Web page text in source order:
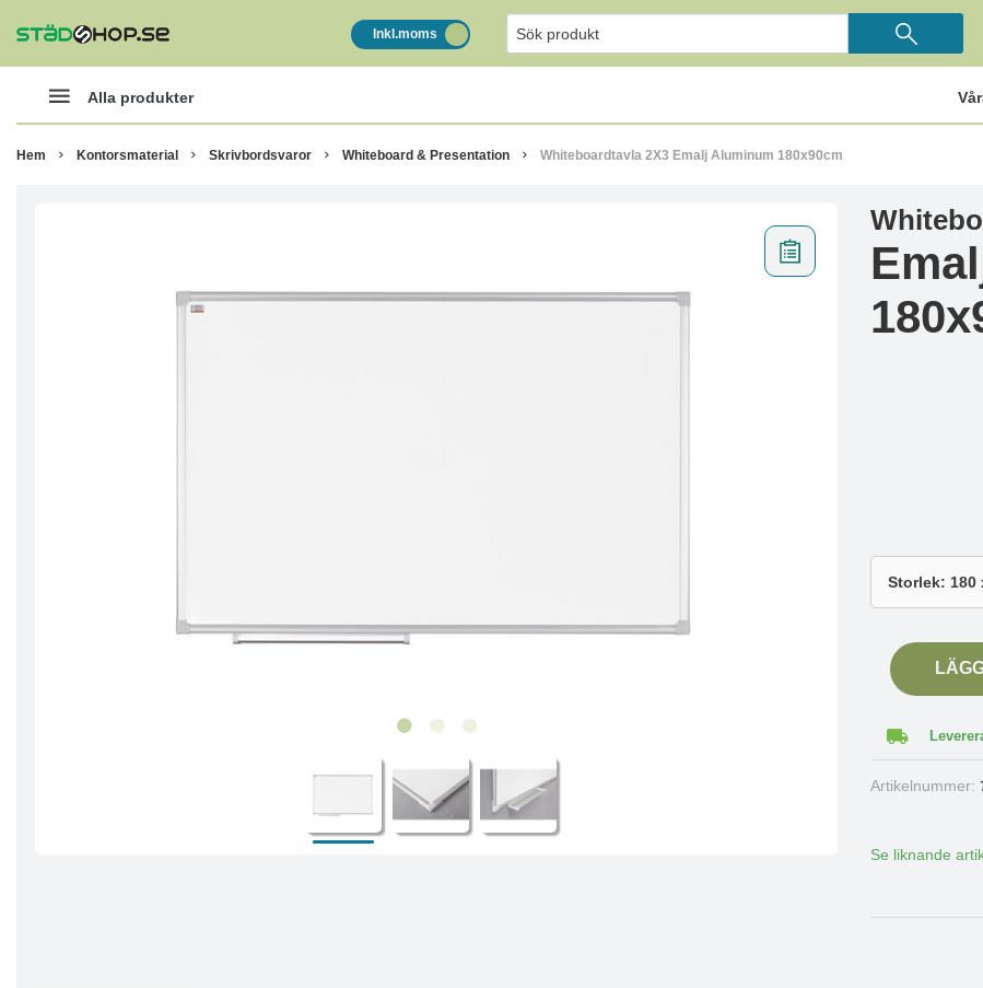
Inkl.moms
Alla produkter
Hem Kontorsmaterial Skrivbordsvaror Whiteboard & Presentation Whiteboardtavla 2X3 Emalj Aluminum 180x90cm
Artikelnummer:
Se liknande